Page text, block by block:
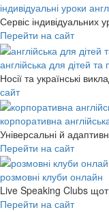
індивідуальні уроки
Сервіс індивідуальних
Перейти на сайт
англійська для дітей та
Носії та українські
сайт
корпоративна
Універсальні й
Перейти на сайт
розмовні клуби онлайн
Live Speaking Clubs
Перейти на сайт